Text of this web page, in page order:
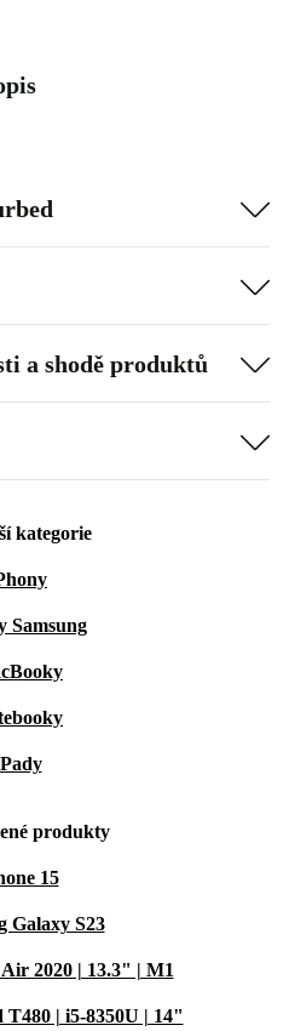
a shodě produktů
kategorie
Samsung
produkty
15
Galaxy S23
2020 | 13.3" | M1
| i5-8350U | 14"